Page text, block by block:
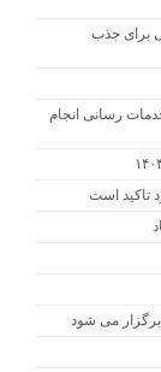
آمادگی برای جذب
32 میلیارد تومان خدمات رسانی انجام
تاکید است
برگزار می شود